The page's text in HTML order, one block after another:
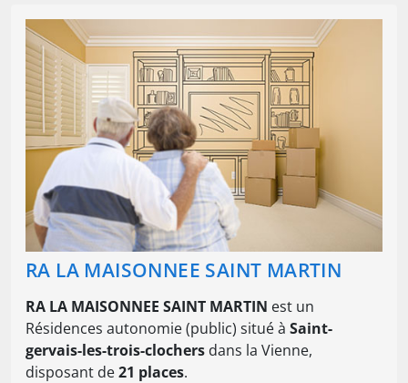
RA LA MAISONNEE SAINT MARTIN
RA LA MAISONNEE SAINT MARTIN est un
Résidences autonomie (public) situé à Saint-
gervais-les-trois-clochers dans la Vienne,
disposant de21 places.